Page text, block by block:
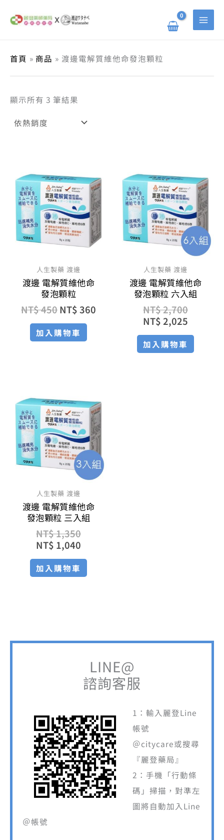
首頁
商品 渡邊電解質維他命發泡顆粒
顯示所有 3 筆結果
銷
度
人生製藥 渡邊
渡邊 電解質維他命
發泡顆粒
NT$450
始
價
格：
NT$ 450。
NT$360
前
價
格：
NT$ 360。
加入購物車
人生製藥 渡邊
渡邊 電解質維他命
發泡顆粒 六入組
NT$2,700
始
價
格：
NT$
NT$ 2,025
前
價
格：
NT$
加入購物車
人生製藥 渡邊
渡邊 電解質維他命
發泡顆粒 三入組
NT$1,350
始
價
格：
NT$ 1,350。
NT$ 1,040
前
價
格：
NT$ 1,040。
加入購物車
LINE@
諮詢客服
1：輸入麗登Line
帳號
＠citycare或搜尋
『麗登藥局』
2：手機「行動條
碼」掃描，對準左
圖將自動加入Line
＠帳號
尋
鍵